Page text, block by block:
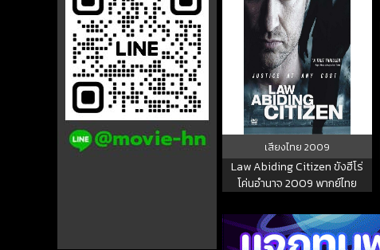
เสียงไทย 2009
Law Abiding Citizen ขังฮีโร่
โค่นอำนาจ 2009 พากย์ไทย